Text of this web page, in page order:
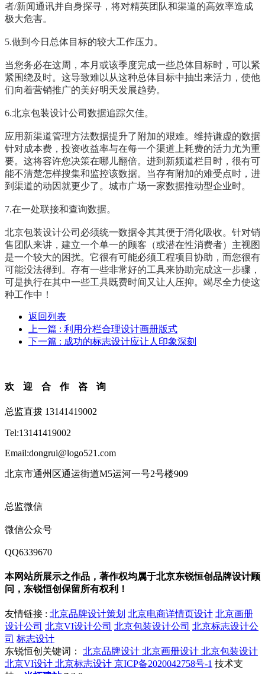
者/新闻通讯并自身探寻，将对精英团队和渠道的高效率造成
极大危害。
5.做到今日总体目标的较大工作压力。
当您务必在这周，本月或该季度完成一些总体目标时，可以紧
紧围绕及时。这导致难以从这种总体目标中抽出来活力，使他
们向着营销推广的美好明天发展趋势。
6.北京包装设计公司 数据追踪欠佳。
应用新渠道管理方法数据提升了附加的艰难。维持谦虚的数据
针对成本费，投资收益率与在每一个渠道上耗费的活力尤为重
要。这将容许您决策在哪儿翻倍。进到新频道栏目时，很有可
能不清楚怎样搜集和监控该数据。当存有附加的难受点时，进
到渠道的动因就更少了。城市广场一家数据推动型企业时。
7.在一处联接和查询数据。
北京包装设计公司 必须统一数据令其其便于消化吸收。针对销
售团队来讲，建立一个单一的顾客（或潜在性消费者）主视图
是一个较大的困扰。它很有可能必须工程项目协助，而您很有
可能没法得到。存有一些非常好的工具来协助完成这一步骤，
可是执行在其中一些工具既费时间又让人压抑。竭尽全力使这
种工作中！
返回列表
上一篇 : 利用分栏合理设计画册版式
下一篇 : 成功的标志设计应让人印象深刻
欢迎合作咨询
总监直拨 13141419002
Tel:13141419002
Email:dongrui@logo521.com
北京市通州区通运街道M5运河一号2号楼909
总监微信
微信公众号
QQ6339670
本网站所展示之作品，著作权均属于北京东锐恒创品牌设计顾
问，东锐恒创保留所有权利！
友情链接 : 北京品牌设计策划 北京电商详情页设计 北京画册
设计公司 北京VI设计公司 北京包装设计公司 北京标志设计公
司 标志设计
东锐恒创关键词：
北京品牌设计 北京画册设计 北京包装设计
北京VI设计 北京标志设计 京ICP备2020042758号-1 技术支